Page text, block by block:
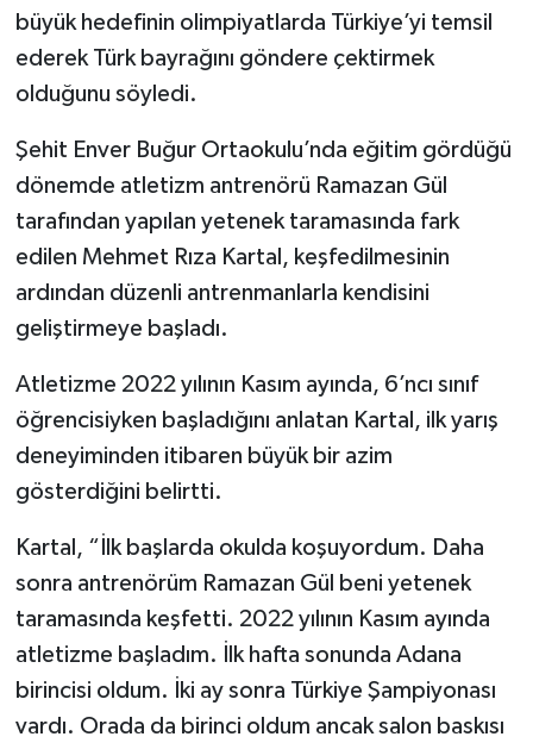
büyük hedefinin olimpiyatlarda Türkiye’yi temsil
ederek Türk bayrağını göndere çektirmek
olduğunu söyledi.
Şehit Enver Buğur Ortaokulu’nda eğitim gördüğü
dönemde atletizm antrenörü Ramazan Gül
tarafından yapılan yetenek taramasında fark
edilen Mehmet Rıza Kartal, keşfedilmesinin
ardından düzenli antrenmanlarla kendisini
geliştirmeye başladı.
Atletizme 2022 yılının Kasım ayında, 6’ncı sınıf
öğrencisiyken başladığını anlatan Kartal, ilk yarış
deneyiminden itibaren büyük bir azim
gösterdiğini belirtti.
Kartal, “İlk başlarda okulda koşuyordum. Daha
sonra antrenörüm Ramazan Gül beni yetenek
taramasında keşfetti. 2022 yılının Kasım ayında
atletizme başladım. İlk hafta sonunda Adana
birincisi oldum. İki ay sonra Türkiye Şampiyonası
vardı. Orada da birinci oldum ancak salon baskısı